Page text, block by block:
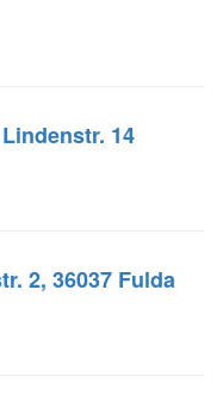
14
2, 36037 Fulda